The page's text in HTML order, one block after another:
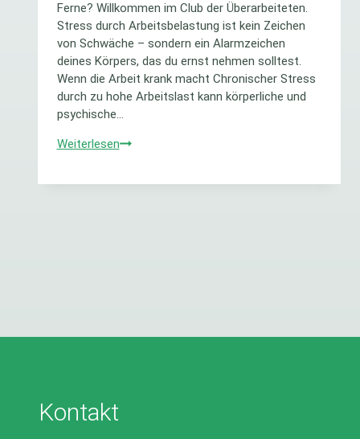
Ferne? Willkommen im Club der Überarbeiteten.
Stress durch Arbeitsbelastung ist kein Zeichen
von Schwäche – sondern ein Alarmzeichen
deines Körpers, das du ernst nehmen solltest.
Wenn die Arbeit krank macht Chronischer Stress
durch zu hohe Arbeitslast kann körperliche und
psychische…
WeiterlesenStress
zu
Kontakt